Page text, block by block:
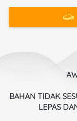
`
BAHAN TIDAK
LEPAS